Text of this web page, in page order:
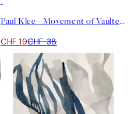
Paul Klee - Movement of Vaulted Chambers Square Poster
CHF 19CHF 38